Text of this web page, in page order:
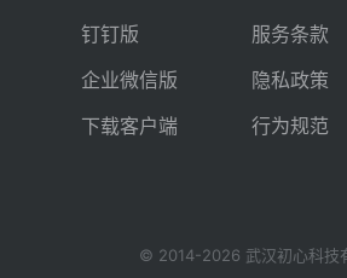
钉钉版
企业微信版
下载客户端
服务条款
隐私政策
行为规范
© 2014-2026 武汉初心科技